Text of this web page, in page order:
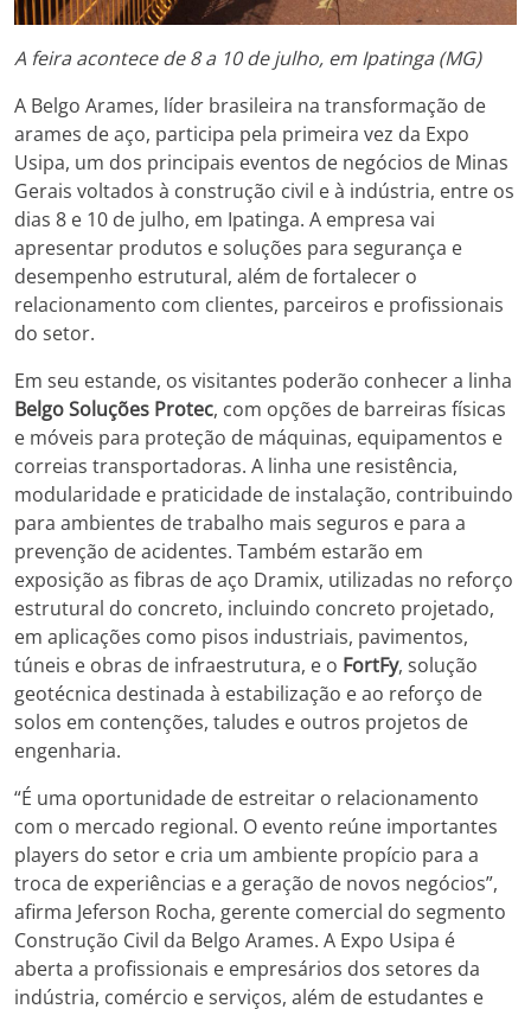
A feira acontece de 8 a 10 de julho, em Ipatinga (MG)
A Belgo Arames, líder brasileira na transformação de
arames de aço, participa pela primeira vez da Expo
Usipa, um dos principais eventos de negócios de Minas
Gerais voltados à construção civil e à indústria, entre os
dias 8 e 10 de julho, em Ipatinga. A empresa vai
apresentar produtos e soluções para segurança e
desempenho estrutural, além de fortalecer o
relacionamento com clientes, parceiros e profissionais
do setor.
Em seu estande, os visitantes poderão conhecer a linha
Belgo Soluções Protec, com opções de barreiras físicas
e móveis para proteção de máquinas, equipamentos e
correias transportadoras. A linha une resistência,
modularidade e praticidade de instalação, contribuindo
para ambientes de trabalho mais seguros e para a
prevenção de acidentes. Também estarão em
exposição as fibras de aço Dramix, utilizadas no reforço
estrutural do concreto, incluindo concreto projetado,
em aplicações como pisos industriais, pavimentos,
túneis e obras de infraestrutura, e o FortFy, solução
geotécnica destinada à estabilização e ao reforço de
solos em contenções, taludes e outros projetos de
engenharia.
“É uma oportunidade de estreitar o relacionamento
com o mercado regional. O evento reúne importantes
players do setor e cria um ambiente propício para a
troca de experiências e a geração de novos negócios”,
afirma Jeferson Rocha, gerente comercial do segmento
Construção Civil da Belgo Arames. A Expo Usipa é
aberta a profissionais e empresários dos setores da
indústria, comércio e serviços, além de estudantes e